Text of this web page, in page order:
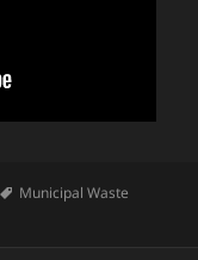
Mots-
Municipal Waste